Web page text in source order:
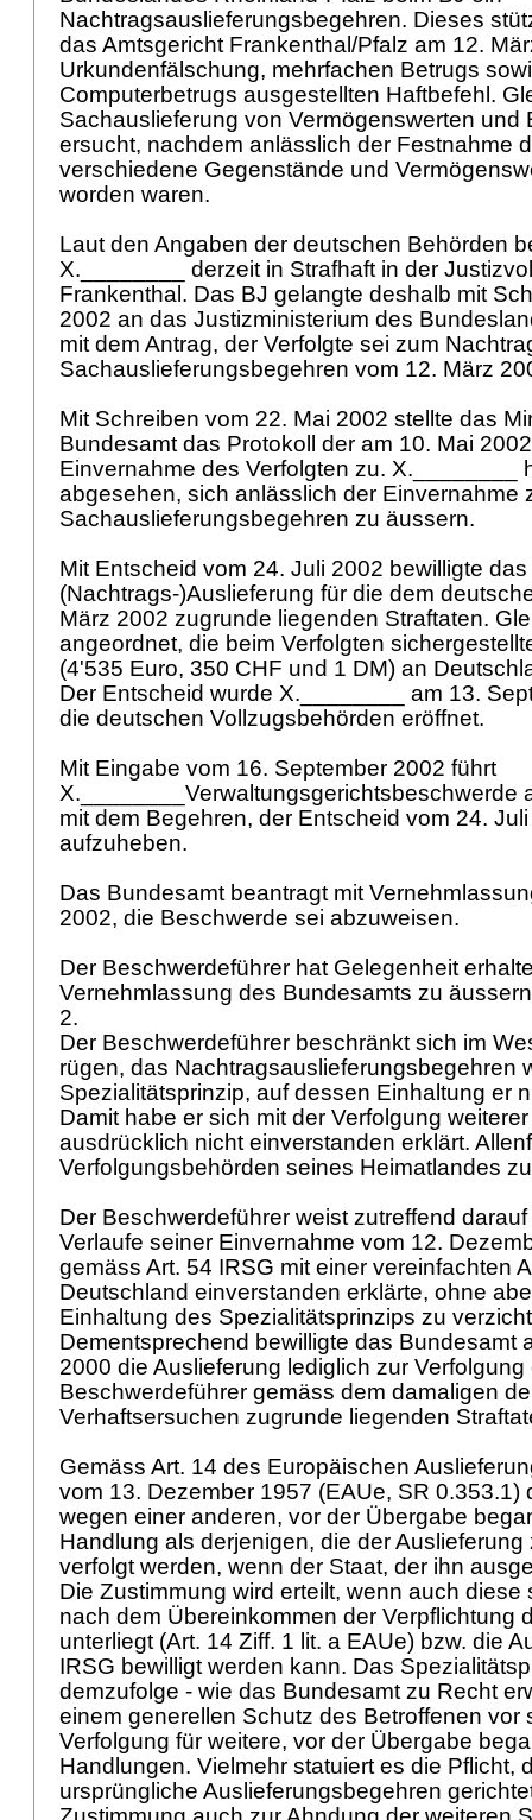
Nachtragsauslieferungsbegehren. Dieses
das Amtsgericht Frankenthal/Pfalz am 12.
Urkundenfälschung, mehrfachen Betrugs
Computerbetrugs ausgestellten Haftbefehl.
Sachauslieferung von Vermögenswerten und
ersucht, nachdem anlässlich der Festnahme
verschiedene Gegenstände und
worden waren.
Laut den Angaben der deutschen Behörden
X.________ derzeit in Strafhaft in der
Frankenthal. Das BJ gelangte deshalb mit
2002 an das Justizministerium des
mit dem Antrag, der Verfolgte sei zum
Sachauslieferungsbegehren vom 12. März
Mit Schreiben vom 22. Mai 2002 stellte das
Bundesamt das Protokoll der am 10. Mai
Einvernahme des Verfolgten zu. X.________
abgesehen, sich anlässlich der Einvernahme
Sachauslieferungsbegehren zu äussern.
Mit Entscheid vom 24. Juli 2002 bewilligte
(Nachtrags-)Auslieferung für die dem
März 2002 zugrunde liegenden Straftaten.
angeordnet, die beim Verfolgten
(4'535 Euro, 350 CHF und 1 DM) an
Der Entscheid wurde X.________ am 13.
die deutschen Vollzugsbehörden eröffnet.
Mit Eingabe vom 16. September 2002 führt
X.________Verwaltungsgerichtsbeschwerde
mit dem Begehren, der Entscheid vom 24.
aufzuheben.
Das Bundesamt beantragt mit
2002, die Beschwerde sei abzuweisen.
Der Beschwerdeführer hat Gelegenheit
Vernehmlassung des Bundesamts zu
2.
Der Beschwerdeführer beschränkt sich im
rügen, das Nachtragsauslieferungsbegehren
Spezialitätsprinzip, auf dessen Einhaltung er
Damit habe er sich mit der Verfolgung
ausdrücklich nicht einverstanden erklärt.
Verfolgungsbehörden seines Heimatlandes
Der Beschwerdeführer weist zutreffend
Verlaufe seiner Einvernahme vom 12.
gemäss Art. 54 IRSG mit einer vereinfachten
Deutschland einverstanden erklärte, ohne
Einhaltung des Spezialitätsprinzips zu
Dementsprechend bewilligte das Bundesamt
2000 die Auslieferung lediglich zur Verfolgung
Beschwerdeführer gemäss dem damaligen
Verhaftsersuchen zugrunde liegenden
Gemäss Art. 14 des Europäischen
vom 13. Dezember 1957 (EAUe, SR 0.353.1)
wegen einer anderen, vor der Übergabe
Handlung als derjenigen, die der
verfolgt werden, wenn der Staat, der ihn
Die Zustimmung wird erteilt, wenn auch diese
nach dem Übereinkommen der Verpflichtung
unterliegt (Art. 14 Ziff. 1 lit. a EAUe) bzw. die
IRSG bewilligt werden kann. Das
demzufolge - wie das Bundesamt zu Recht
einem generellen Schutz des Betroffenen vor
Verfolgung für weitere, vor der Übergabe
Handlungen. Vielmehr statuiert es die Pflicht,
ursprüngliche Auslieferungsbegehren